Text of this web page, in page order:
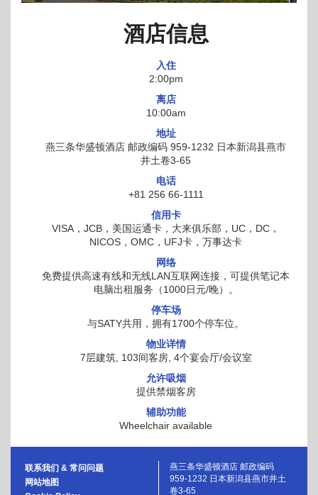
酒店信息
入住
2:00pm
离店
10:00am
地址
燕三条华盛顿酒店 邮政编码 959-1232 日本新潟县燕市
井土卷3-65
电话
+81 256 66-1111
信用卡
VISA，JCB，美国运通卡，大来俱乐部，UC，DC，
NICOS，OMC，UFJ卡，万事达卡
网络
免费提供高速有线和无线LAN互联网连接，可提供笔记本
电脑出租服务（1000日元/晚）。
停车场
与SATY共用，拥有1700个停车位。
物业详情
7层建筑, 103间客房, 4个宴会厅/会议室
允许吸烟
提供禁烟客房
辅助功能
Wheelchair available
联系我们 & 常问问题
网站地图
燕三条华盛顿酒店 邮政编码
959-1232 日本新潟县燕市井土
卷3-65